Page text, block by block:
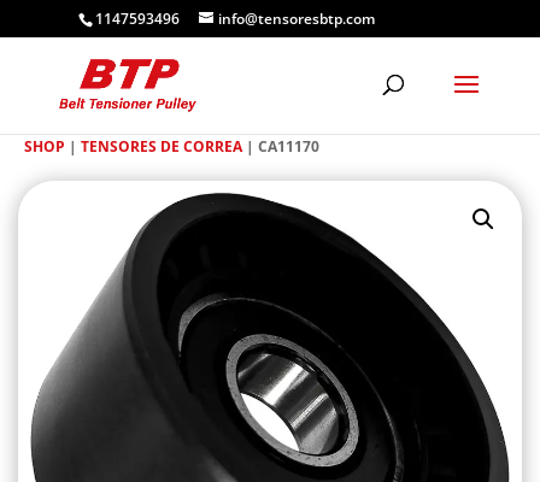
1147593496 info@tensoresbtp.com
SHOP | TENSORES DE CORREA| CA11170